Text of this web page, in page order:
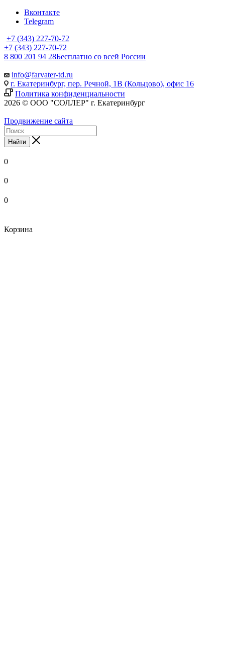
Вконтакте
Telegram
+7 (343) 227-70-72
+7 (343) 227-70-72
8 800 201 94 28Бесплатно со всей России
info@farvater-td.ru
г. Екатеринбург, пер. Речной, 1В (Кольцово), офис 16
Политика конфиденциальности
2026 © ООО "СОЛЛЕР" г. Екатеринбург
Продвижение сайта
Найти
0
0
0
Корзина